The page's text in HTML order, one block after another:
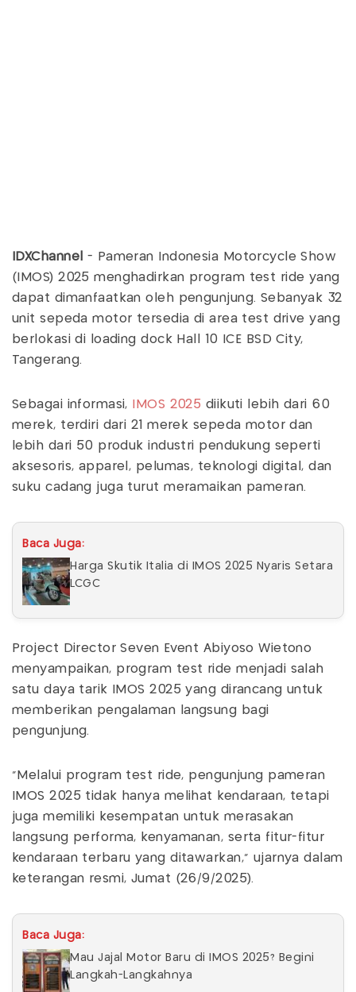
IDXChannel - Pameran Indonesia Motorcycle Show
(IMOS) 2025 menghadirkan program test ride yang
dapat dimanfaatkan oleh pengunjung. Sebanyak 32
unit sepeda motor tersedia di area test drive yang
berlokasi di loading dock Hall 10 ICE BSD City,
Tangerang.
Sebagai informasi, IMOS 2025 diikuti lebih dari 60
merek, terdiri dari 21 merek sepeda motor dan
lebih dari 50 produk industri pendukung seperti
aksesoris, apparel, pelumas, teknologi digital, dan
suku cadang juga turut meramaikan pameran.
Baca Juga:
Harga Skutik Italia di IMOS 2025 Nyaris Setara
LCGC
Project Director Seven Event Abiyoso Wietono
menyampaikan, program test ride menjadi salah
satu daya tarik IMOS 2025 yang dirancang untuk
memberikan pengalaman langsung bagi
pengunjung.
"Melalui program test ride, pengunjung pameran
IMOS 2025 tidak hanya melihat kendaraan, tetapi
juga memiliki kesempatan untuk merasakan
langsung performa, kenyamanan, serta fitur-fitur
kendaraan terbaru yang ditawarkan," ujarnya dalam
keterangan resmi, Jumat (26/9/2025).
Baca Juga:
Mau Jajal Motor Baru di IMOS 2025? Begini
Langkah-Langkahnya